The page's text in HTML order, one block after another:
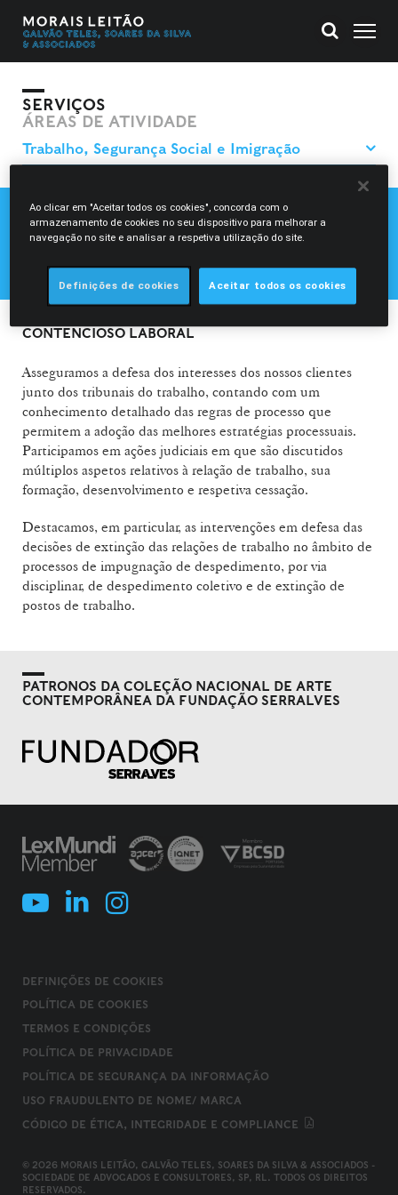
SERVIÇOS
ÁREAS DE ATIVIDADE
CONTENCIOSO LABORAL
DIREITO DO TRABALHO
CONTENCIOSO LABORAL
Asseguramos a defesa dos interesses dos nossos clientes
junto dos tribunais do trabalho, contando com um
conhecimento detalhado das regras de processo que
permitem a adoção das melhores estratégias processuais.
Participamos em ações judiciais em que são discutidos
múltiplos aspetos relativos à relação de trabalho, sua
formação, desenvolvimento e respetiva cessação.
Destacamos, em particular, as intervenções em defesa das
decisões de extinção das relações de trabalho no âmbito de
processos de impugnação de despedimento, por via
disciplinar, de despedimento coletivo e de extinção de
postos de trabalho.
PATRONOS DA COLEÇÃO NACIONAL DE ARTE
CONTEMPORÂNEA DA FUNDAÇÃO SERRALVES
DEFINIÇÕES DE COOKIES
POLÍTICA DE COOKIES
TERMOS E CONDIÇÕES
POLÍTICA DE PRIVACIDADE
POLÍTICA DE SEGURANÇA DA INFORMAÇÃO
USO FRAUDULENTO DE NOME/ MARCA
CÓDIGO DE ÉTICA, INTEGRIDADE E COMPLIANCE
© 2026 MORAIS LEITÃO, GALVÃO TELES, SOARES DA SILVA & ASSOCIADOS -
SOCIEDADE DE ADVOGADOS E CONSULTORES, SP, RL. TODOS OS DIREITOS
RESERVADOS.
Ao clicar em "Aceitar todos os cookies", concorda com o
armazenamento de cookies no seu dispositivo para melhorar a
navegação no site e analisar a respetiva utilização do site.
Definições de cookies Aceitar todos os cookies